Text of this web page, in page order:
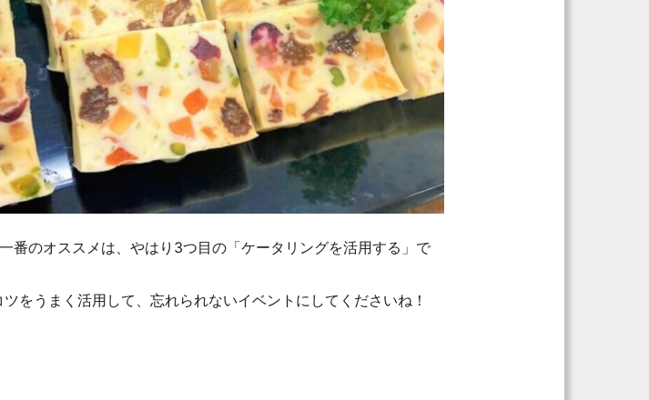
番のオススメは、やはり3つ目の「ケータリングを活用する」で
をうまく活用して、忘れられないイベントにしてくださいね！